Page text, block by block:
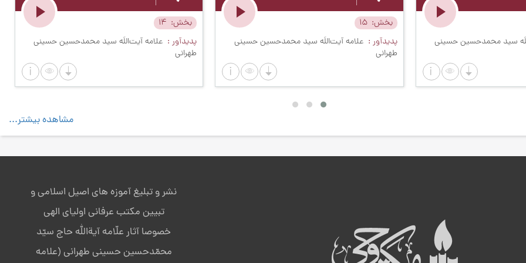
سید محمدحسین حسینی
بخش 15
پدیدآور
علامه آیت‌اللَه سید محمدحسین حسینی
طهرانی
بخش
پدیدآور
علامه آیت‌اللَه سید محمدحسین حسینی
طهرانی
مشاهده بیشتر...
نشر و تبلیغ آموزه های اصیل اسلامی و
تبیین مکتب عرفانی اولیای الهی
خصوصا آثار علّامه آیةالله حاج سیّد
محمّدحسین حسینی طهرانی (علامه